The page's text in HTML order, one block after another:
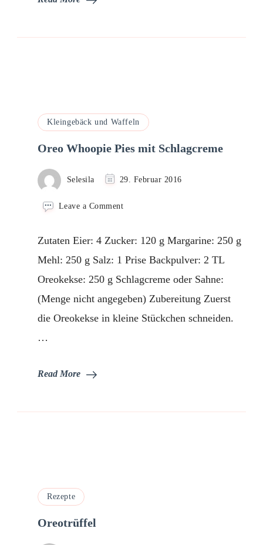
Kleingebäck und Waffeln
Oreo Whoopie Pies mit Schlagcreme
Selesila 29. Februar 2016
Leave a Commenton
Pies
mit
Zutaten Eier: 4 Zucker: 120 g Margarine: 250 g
Mehl: 250 g Salz: 1 Prise Backpulver: 2 TL
Oreokekse: 250 g Schlagcreme oder Sahne:
(Menge nicht angegeben) Zubereitung Zuerst
die Oreokekse in kleine Stückchen schneiden.
…
Read More
Rezepte
Oreotrüffel